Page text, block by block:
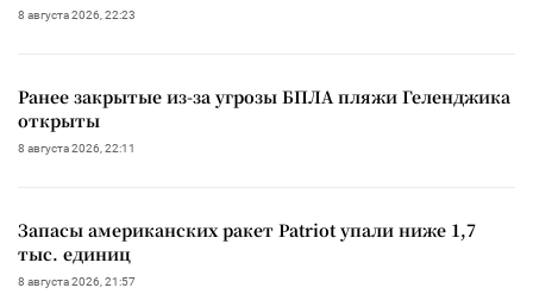
8 августа 2026, 22:23
Ранее закрытые из-за угрозы БПЛА пляжи Геленджика
открыты
8 августа 2026, 22:11
Запасы американских ракет Patriot упали ниже 1,7
тыс. единиц
8 августа 2026, 21:57